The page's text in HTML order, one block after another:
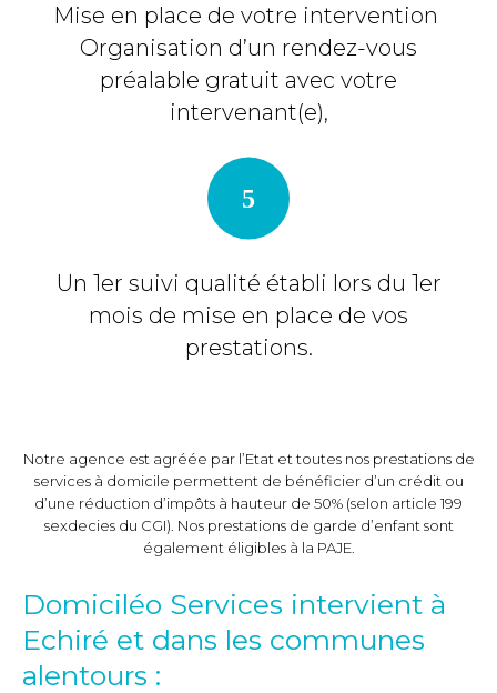
Mise en place de votre intervention
Organisation d’un rendez-vous
préalable gratuit avec votre
intervenant(e),
Un 1er suivi qualité établi lors du 1er
mois de mise en place de vos
prestations.
Notre agence est agréée par l’Etat et toutes nos prestations de
services à domicile permettent de bénéficier d’un crédit ou
d’une réduction d’impôts à hauteur de 50% (selon article 199
sexdecies du CGI). Nos prestations de garde d’enfant sont
également éligibles à la PAJE.
Domiciléo Services intervient à
Echiré et dans les communes
alentours :